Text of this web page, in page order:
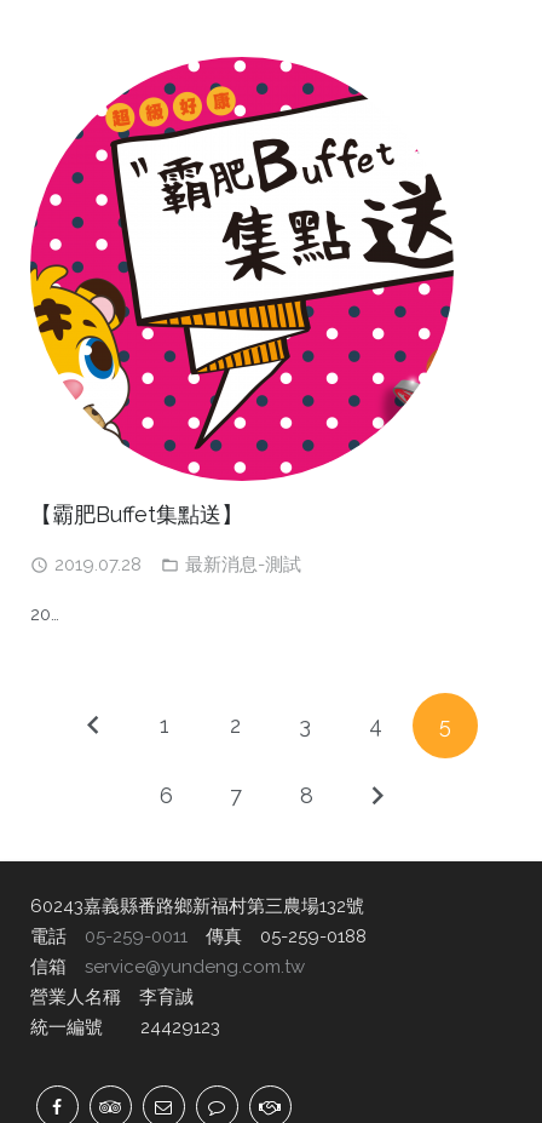
【霸肥Buffet集點送】
2019.07.28 最新消息-測試
20…
1 2 3 4 5
6 7 8
60243嘉義縣番路鄉新福村第三農場132號
電話 05-259-0011 傳真 05-259-0188
信箱 service@yundeng.com.tw
營業人名稱 李育誠
統一編號 24429123